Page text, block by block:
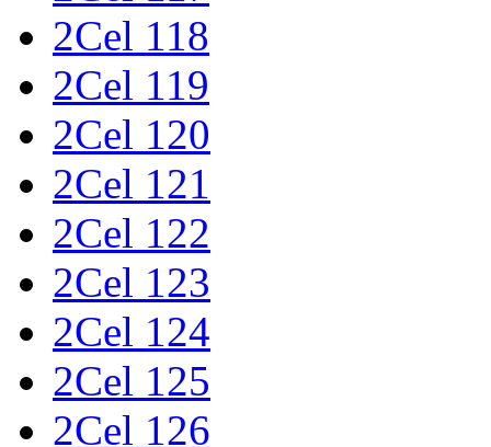
2Cel 118
2Cel 119
2Cel 120
2Cel 121
2Cel 122
2Cel 123
2Cel 124
2Cel 125
2Cel 126